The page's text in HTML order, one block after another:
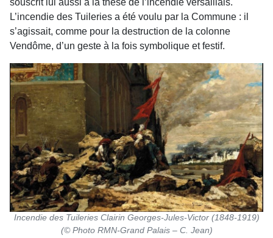
souscrit lui aussi à la thèse de l’incendie versaillais.
L’incendie des Tuileries a été voulu par la Commune : il
s’agissait, comme pour la destruction de la colonne
Vendôme, d’un geste à la fois symbolique et festif.
Incendie des Tuileries Clairin Georges-Jules-Victor (1848-1919)
(© Photo RMN-Grand Palais – C. Jean)